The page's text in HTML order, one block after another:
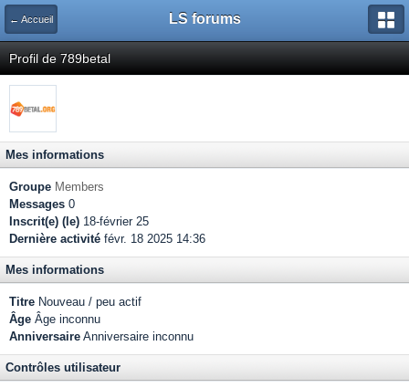
← Accueil LS forums
Profil de 789betal
Mes informations
Groupe Members
Messages 0
Inscrit(e) (le) 18-février 25
Dernière activité févr. 18 2025 14:36
Mes informations
Titre Nouveau / peu actif
Âge Âge inconnu
Anniversaire Anniversaire inconnu
Contrôles utilisateur